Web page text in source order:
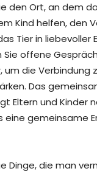
den Ort, an dem
Kind helfen, den
Tier in liebevoller
Sie offene
die Verbindung
Das
Eltern und Kinder
eine gemeinsame
Dinge, die man